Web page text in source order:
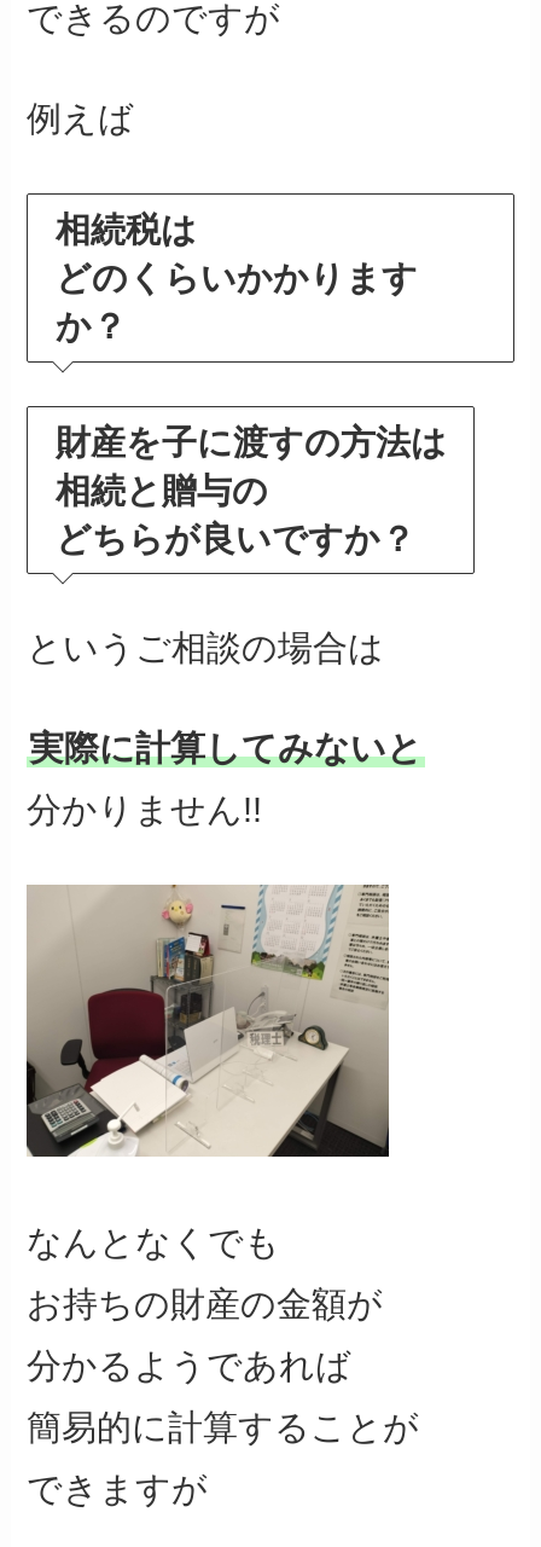
できるのですが
例えば
相続税は
どのくらいかかります
か？
財産を子に渡すの方法は
相続と贈与の
どちらが良いですか？
というご相談の場合は
実際に計算してみないと
分かりません!!
なんとなくでも
お持ちの財産の金額が
分かるようであれば
簡易的に計算することが
できますが